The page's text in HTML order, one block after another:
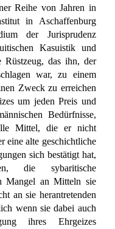
Reihe von Jahren in
in Aschaffenburg
der Jurisprudenz
Kasuistik und
Rüstzeug, das ihn, der
war, zu einem
Zweck zu erreichen
um jeden Preis und
Bedürfnisse,
Mittel, die er nicht
eine alte geschichtliche
sich bestätigt hat,
die sybaritische
Mangel an Mitteln sie
an sie herantretenden
wenn sie dabei auch
ihres Ehrgeizes